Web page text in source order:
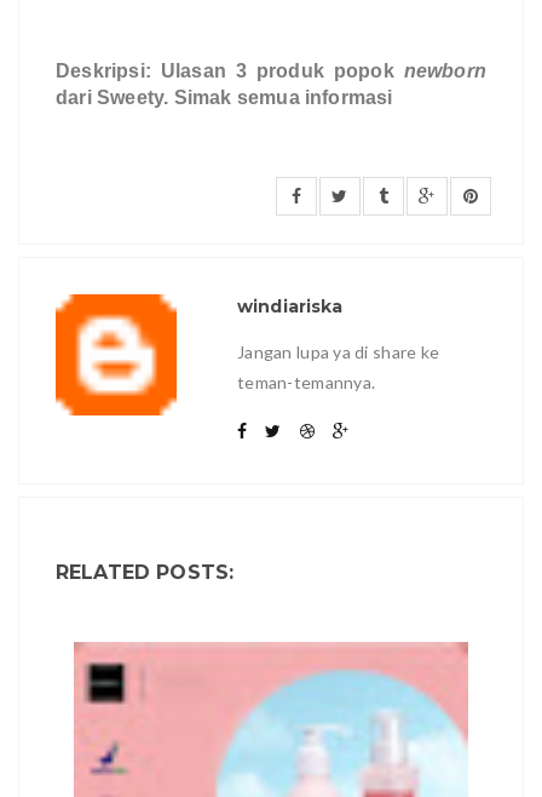
Deskripsi: Ulasan 3 produk popok newborn
dari Sweety. Simak semua informasi
windiariska
Jangan lupa ya di share ke
teman-temannya.
RELATED POSTS: